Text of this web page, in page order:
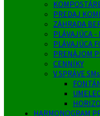
PREDAJ
ZÁHRADA
PLÁVAJÚCA
PLÁVAJÚCA
PRENÁJOM
CENNÍKY
V SPRÁVE
HARMONOGRAM